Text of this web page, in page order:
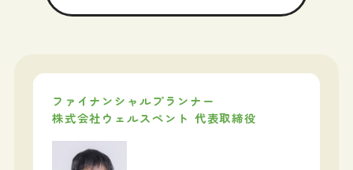
ファイナンシャルプランナー
株式会社ウェルスペント 代表取締役